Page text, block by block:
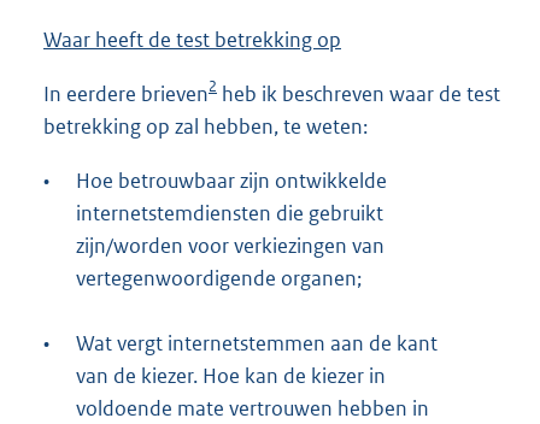
Waar heeft de test betrekking op
In eerdere brieven2 heb ik beschreven waar de test
betrekking op zal hebben, te weten:
•
Hoe betrouwbaar zijn ontwikkelde
internetstemdiensten die gebruikt
zijn/worden voor verkiezingen van
vertegenwoordigende organen;
•
Wat vergt internetstemmen aan de kant
van de kiezer. Hoe kan de kiezer in
voldoende mate vertrouwen hebben in